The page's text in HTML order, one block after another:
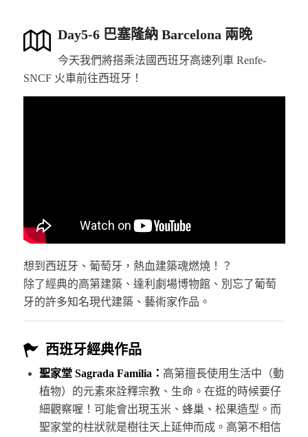
Day5-6 巴塞隆納 Barcelona 兩晚
今天我們將搭乘法國西班牙高速列車 Renfe-
SNCF 火車前往西班牙！
想到西班牙、葡萄牙，熱血建築魂燃燒！？
除了經典的高第建築、達利劇場博物館、別忘了葡萄
牙的許多知名現代建築、藝術家作品。
西班牙經典作品
聖家堂 Sagrada Familia： 高第擅長使用生活中（動
植物）的元素來詮釋宗教、生命。在逛的時候要仔
細觀察喔！可能會出現玉米、蜂巢、松果造型。而
聖家堂的柱狀就是樹往天上延伸而成。高第不相信